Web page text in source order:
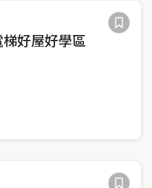
好屋好學區